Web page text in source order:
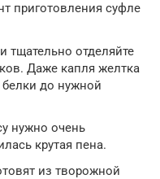
приготовления суфле
тщательно отделяйте
Даже капля желтка
до нужной
нужно очень
крутая пена.
из творожной